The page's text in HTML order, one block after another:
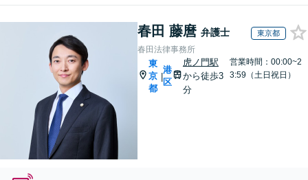
春田 藤麿 弁護士 東京都
春田法律事務所
東
京
都
|
港
区
虎ノ門駅
から徒歩3
分
営業時間：00:00~2
3:59（土日祝日）